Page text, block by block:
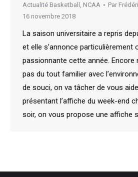
Actualité Basketball , NCAA Par
16 novembre 2018
La saison universitaire a repris
et elle s’annonce particulièrement
passionnante cette année. Encore
pas du tout familier avec
de souci, on va tâcher de vous
présentant l’affiche du week-end
soir, on vous propose une affiche